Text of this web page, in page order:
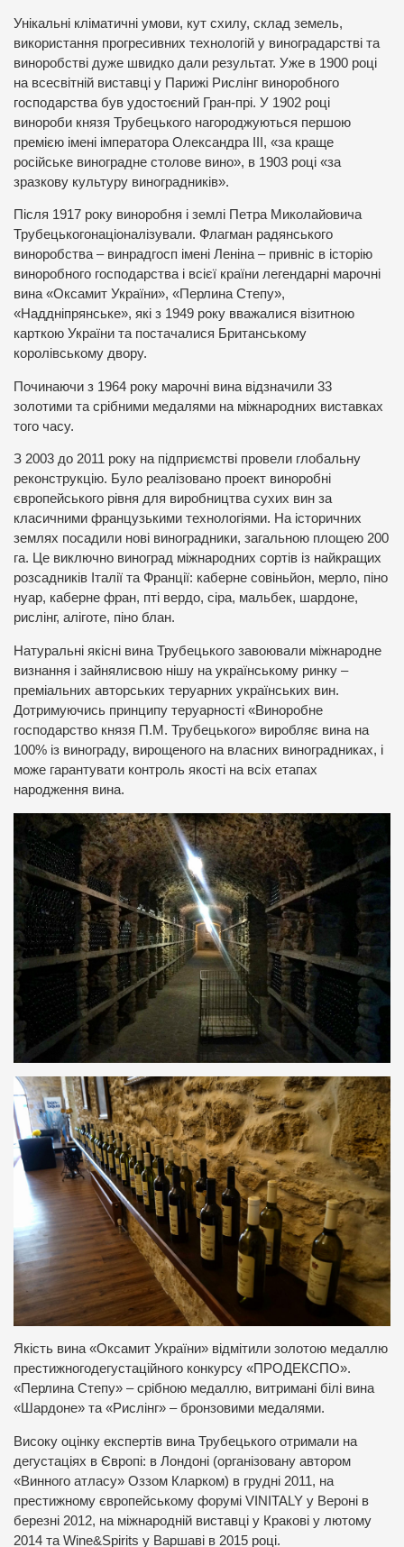
Унікальні кліматичні умови, кут схилу, склад земель,
використання прогресивних технологій у виноградарстві та
виноробстві дуже швидко дали результат. Уже в 1900 році
на всесвітній виставці у Парижі Рислінг виноробного
господарства був удостоєний Гран-прі. У 1902 році
винороби князя Трубецького нагороджуються першою
премією імені імператора Олександра ІІІ, «за краще
російське виноградне столове вино», в 1903 році «за
зразкову культуру виноградників».
Після 1917 року виноробня і землі Петра Миколайовича
Трубецькогонаціоналізували. Флагман радянського
виноробства – винрадгосп імені Леніна – привніс в історію
виноробного господарства і всієї країни легендарні марочні
вина «Оксамит України», «Перлина Степу»,
«Наддніпрянське», які з 1949 року вважалися візитною
карткою України та постачалися Британському
королівському двору.
Починаючи з 1964 року марочні вина відзначили 33
золотими та срібними медалями на міжнародних виставках
того часу.
З 2003 до 2011 року на підприємстві провели глобальну
реконструкцію. Було реалізовано проект виноробні
європейського рівня для виробництва сухих вин за
класичними французькими технологіями. На історичних
землях посадили нові виноградники, загальною площею 200
га. Це виключно виноград міжнародних сортів із найкращих
розсадників Італії та Франції: каберне совіньйон, мерло, піно
нуар, каберне фран, пті вердо, сіра, мальбек, шардоне,
рислінг, аліготе, піно блан.
Натуральні якісні вина Трубецького завоювали міжнародне
визнання і зайнялисвою нішу на українському ринку –
преміальних авторських теруарних українських вин.
Дотримуючись принципу теруарності «Виноробне
господарство князя П.М. Трубецького» виробляє вина на
100% із винограду, вирощеного на власних виноградниках, і
може гарантувати контроль якості на всіх етапах
народження вина.
Якість вина «Оксамит України» відмітили золотою медаллю
престижногодегустаційного конкурсу «ПРОДЕКСПО».
«Перлина Степу» – срібною медаллю, витримані білі вина
«Шардоне» та «Рислінг» – бронзовими медалями.
Високу оцінку експертів вина Трубецького отримали на
дегустаціях в Європі: в Лондоні (організовану автором
«Винного атласу» Оззом Кларком) в грудні 2011, на
престижному європейському форумі VINITALY у Вероні в
березні 2012, на міжнародній виставці у Кракові у лютому
2014 та Wine&Spirits у Варшаві в 2015 році.